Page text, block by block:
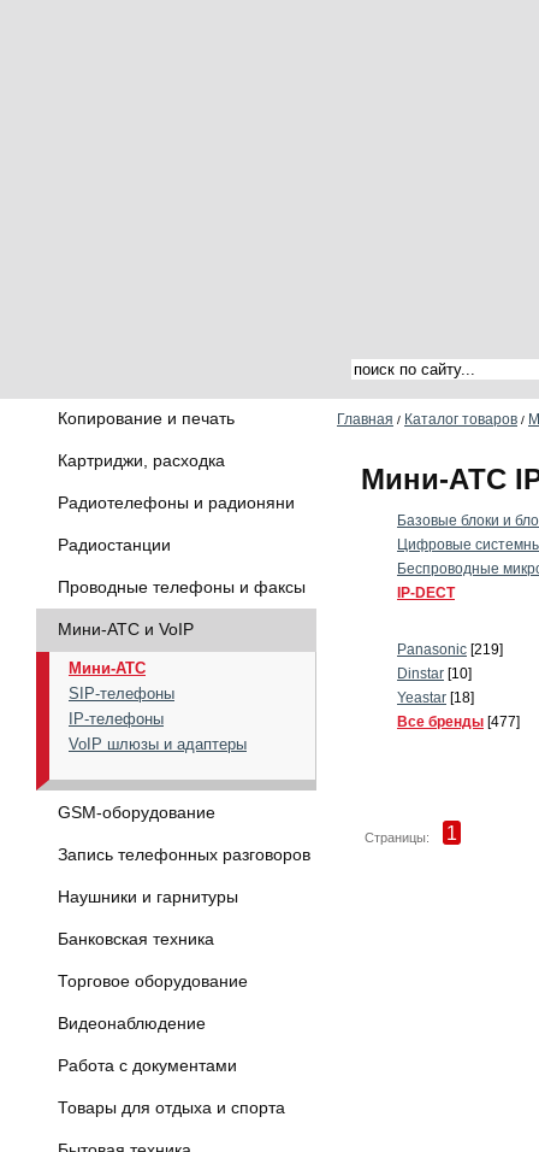
Копирование и печать
Картриджи, расходка
Радиотелефоны и радионяни
Радиостанции
Проводные телефоны и факсы
Мини-АТС и VoIP
Мини-АТС
SIP-телефоны
IP-телефоны
VoIP шлюзы и адаптеры
GSM-оборудование
Запись телефонных разговоров
Наушники и гарнитуры
Банковская техника
Торговое оборудование
Видеонаблюдение
Работа с документами
Товары для отдыха и спорта
Главная / Каталог товаров /
Мини-АТС
Базовые блоки и
Цифровые
Беспроводные
IP-DECT
Panasonic [219]
Dinstar [10]
Yeastar [18]
Все бренды [477]
Страницы: 1